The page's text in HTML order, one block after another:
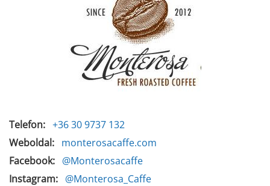
Telefon
+36 30 9737 132
Weboldal
monterosacaffe.com
Facebook
@Monterosacaffe
Instagram
@Monterosa_Caffe